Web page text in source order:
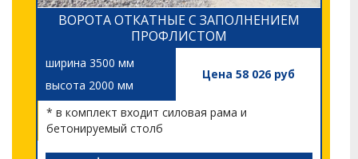
ВОРОТА ОТКАТНЫЕ С ЗАПОЛНЕНИЕМ
ПРОФЛИСТОМ
ширина 3500 мм
высота 2000 мм
Цена 58 026 руб
* в комплект входит силовая рама и
бетонируемый столб